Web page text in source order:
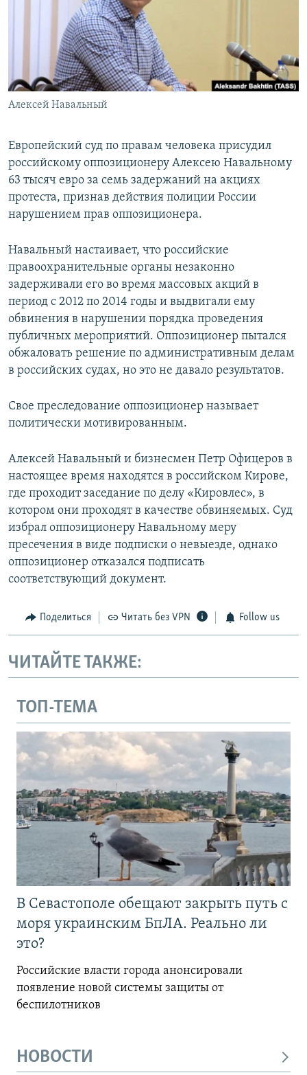
ПОБЕДИТЕЛЕЙ НЕ СУДЯТ?
КРЫМ.НЕПОКОРЕННЫЙ
УКРАИНСКАЯ ПРОБЛЕМА КРЫМА
ПРИСОЕДИНЯЙТЕСЬ!
Все сайты RFE/RL
Алексей Навальный
Европейский суд по правам человека присудил
российскому оппозиционеру Алексею Навальному
63 тысяч евро за семь задержаний на акциях
протеста, признав действия полиции России
нарушением прав оппозиционера.
Навальный настаивает, что российские
правоохранительные органы незаконно
задерживали его во время массовых акций в
период с 2012 по 2014 годы и выдвигали ему
обвинения в нарушении порядка проведения
публичных мероприятий. Оппозиционер пытался
обжаловать решение по административным делам
в российских судах, но это не давало результатов.
Свое преследование оппозиционер называет
политически мотивированным.
Алексей Навальный и бизнесмен Петр Офицеров в
настоящее время находятся в российском Кирове,
где проходит заседание по делу «Кировлес», в
котором они проходят в качестве обвиняемых. Суд
избрал оппозиционеру Навальному меру
пресечения в виде подписки о невыезде, однако
оппозиционер отказался подписать
соответствующий документ.
Поделиться Читать без VPN Follow us
ЧИТАЙТЕ ТАКЖЕ:
ТОП-ТЕМА
В Севастополе обещают закрыть путь с
моря украинским БпЛА. Реально ли
это?
Российские власти города анонсировали
появление новой системы защиты от
беспилотников
НОВОСТИ